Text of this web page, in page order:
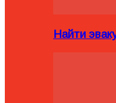
Найти